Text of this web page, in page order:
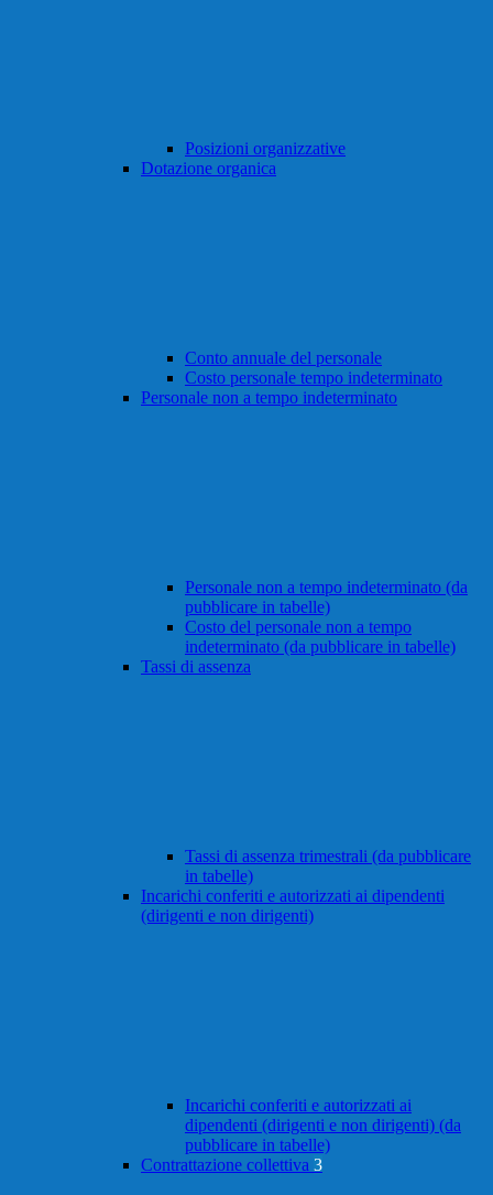
Posizioni organizzative
Dotazione organica
Conto annuale del personale
Costo personale tempo indeterminato
Personale non a tempo indeterminato
Personale non a tempo indeterminato (da
pubblicare in tabelle)
Costo del personale non a tempo
indeterminato (da pubblicare in tabelle)
Tassi di assenza
Tassi di assenza trimestrali (da pubblicare
in tabelle)
Incarichi conferiti e autorizzati ai dipendenti
(dirigenti e non dirigenti)
Incarichi conferiti e autorizzati ai
dipendenti (dirigenti e non dirigenti) (da
pubblicare in tabelle)
Contrattazione collettiva 3